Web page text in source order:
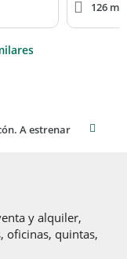
126
A estrenar
y alquiler,
oficinas, quintas,